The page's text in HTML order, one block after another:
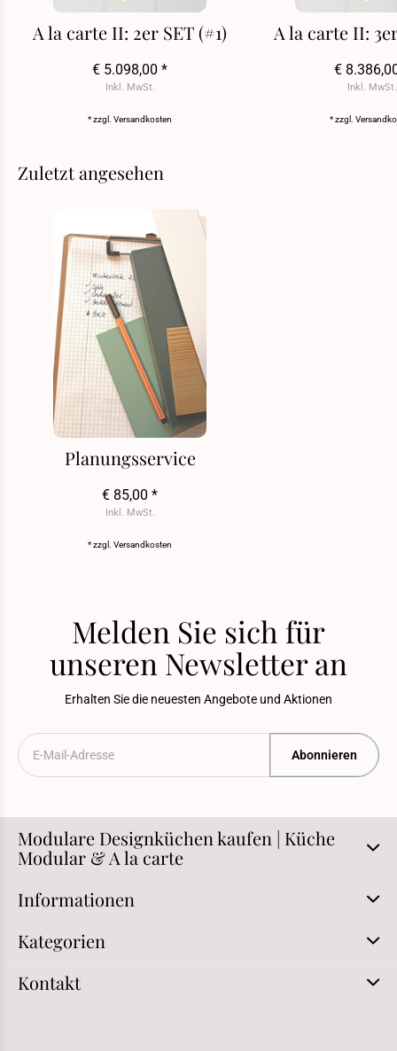
A la carte II: 2er SET (#1)
€ 5.098,00 *
Inkl. MwSt.
* zzgl.Versandkosten
A la carte II:
€
Inkl. MwSt.
* zzgl.
Zuletzt angesehen
Planungsservice
€ 85,00 *
Inkl. MwSt.
* zzgl.Versandkosten
Melden Sie sich für
unseren Newsletter an
Erhalten Sie die neuesten Angebote und Aktionen
Abonnieren
Modulare Designküchen kaufen | Küche
Modular & A la carte
Informationen
Kategorien
Kontakt